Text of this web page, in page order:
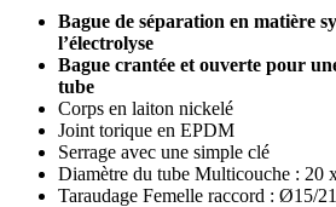
Bague de séparation en matière
l’électrolyse
Bague crantée et ouverte pour
tube
Corps en laiton nickelé
Joint torique en EPDM
Serrage avec une simple clé
Diamètre du tube Multicouche : 20
Taraudage Femelle raccord : Ø15/21